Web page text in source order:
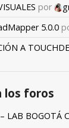
por
5.0.0
A
los foros
LAB BOGOTÁ